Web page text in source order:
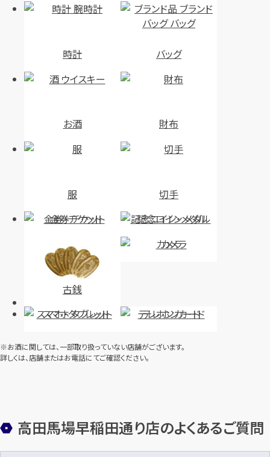
時計 バッグ
お酒 財布
服
切手
金券・チケット
記念コイン・メダル
古銭
カメラ
スマホ・タブレット テレホンカード
※お酒に関しては、一部取り扱っていない店舗がございます。
詳しくは、店舗またはお電話にてご確認ください。
高田馬場早稲田通り店のよくあるご質問